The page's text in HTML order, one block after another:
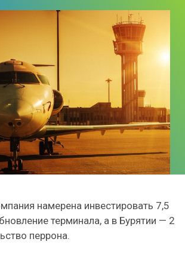
намерена инвестировать 7,5
терминала, а в Бурятии — 2
перрона.